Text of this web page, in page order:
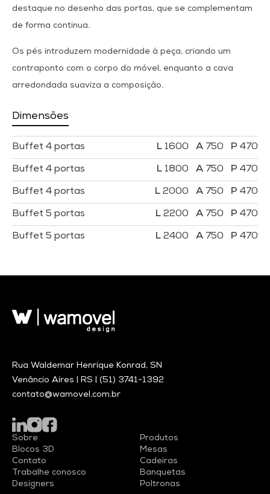
destaque no desenho das portas, que se complementam
de forma contínua.
Os pés introduzem modernidade à peça, criando um
contraponto com o corpo do móvel, enquanto a cava
arredondada suaviza a composição.
Dimensões
Buffet 4 portas 1600 750 470
Buffet 4 portas 1800 750 470
Buffet 4 portas 2000 750 470
Buffet 5 portas 2200 750 470
Buffet 5 portas 2400 750 470
Rua Waldemar Henrique Konrad, SN
Venâncio Aires | RS | (51) 3741-1392
contato@wamovel.com.br
Sobre
Blocos 3D
Contato
Trabalhe conosco
Designers
Produtos
Mesas
Cadeiras
Banquetas
Poltronas